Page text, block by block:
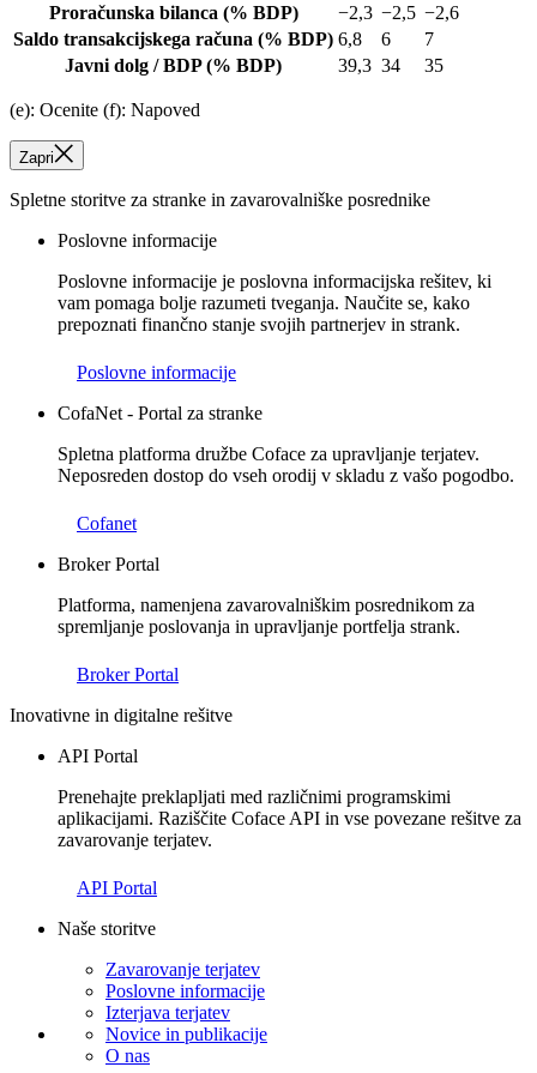
Proračunska bilanca (% BDP) −2,3 −2,5 −2,6
Saldo transakcijskega računa (% BDP) 6,8 6
7
Javni dolg / BDP(% BDP) 39,3 34 35
(e): Ocenite (f): Napoved
Zapri
Spletne storitve za stranke in zavarovalniške posrednike
Poslovne informacije
Poslovne informacije je poslovna informacijska rešitev, ki
vam pomaga bolje razumeti tveganja. Naučite se, kako
prepoznati finančno stanje svojih partnerjev in strank.
Poslovne informacije
CofaNet - Portal za stranke
Spletna platforma družbe Coface za upravljanje terjatev.
Neposreden dostop do vseh orodij v skladu z vašo pogodbo.
Cofanet
Broker Portal
Platforma, namenjena zavarovalniškim posrednikom za
spremljanje poslovanja in upravljanje portfelja strank.
Broker Portal
Inovativne in digitalne rešitve
API Portal
Prenehajte preklapljati med različnimi programskimi
aplikacijami. Raziščite Coface API in vse povezane rešitve za
zavarovanje terjatev.
API Portal
Naše storitve
Zavarovanje terjatev
Poslovne informacije
Izterjava terjatev
Novice in publikacije
O nas